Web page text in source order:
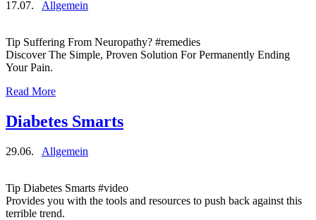
17.07. Allgemein
Tip Suffering From Neuropathy? #remedies
Discover The Simple, Proven Solution For Permanently Ending
Your Pain.
Read More
Diabetes Smarts
29.06. Allgemein
Tip Diabetes Smarts #video
Provides you with the tools and resources to push back against this
terrible trend.